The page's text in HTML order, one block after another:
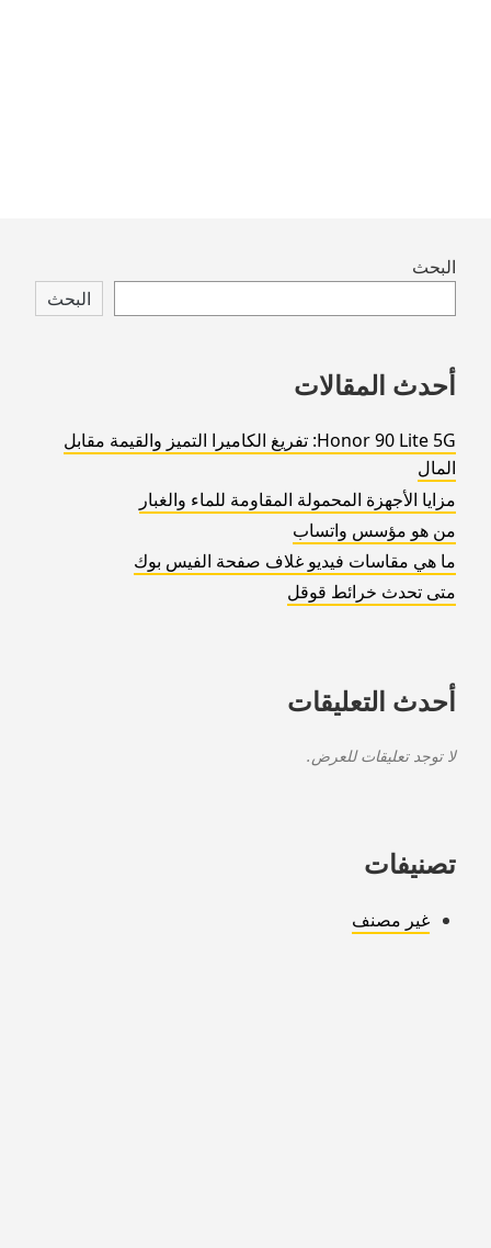
Skip
footer
البحث
البحث
أحدث المقالات
Honor 90 Lite 5G: تفريغ الكاميرا التميز والقيمة مقابل
المال
مزايا الأجهزة المحمولة المقاومة للماء والغبار
من هو مؤسس واتساب
ما هي مقاسات فيديو غلاف صفحة الفيس بوك
متى تحدث خرائط قوقل
أحدث التعليقات
لا توجد تعليقات للعرض.
تصنيفات
غير مصنف